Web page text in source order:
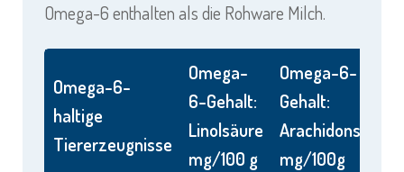
Omega-6 enthalten als die Rohware Milch.
Omega-6-
haltige
Tiererzeugnisse
Omega-
6-Gehalt:
Linolsäure
mg/100 g
Omega-6-
Gehalt:
Arachidonsäure
mg/100g